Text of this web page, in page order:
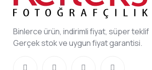
Binlerce ürün, indirimli fiyat, süper teklif
Gerçek stok ve uygun fiyat garantisi.